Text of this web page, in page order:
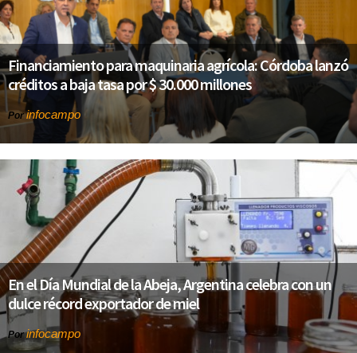
Financiamiento para maquinaria agrícola: Córdoba lanzó
créditos a baja tasa por $ 30.000 millones
Porinfocampo
En el Día Mundial de la Abeja, Argentina celebra con un
dulce récord exportador de miel
Porinfocampo